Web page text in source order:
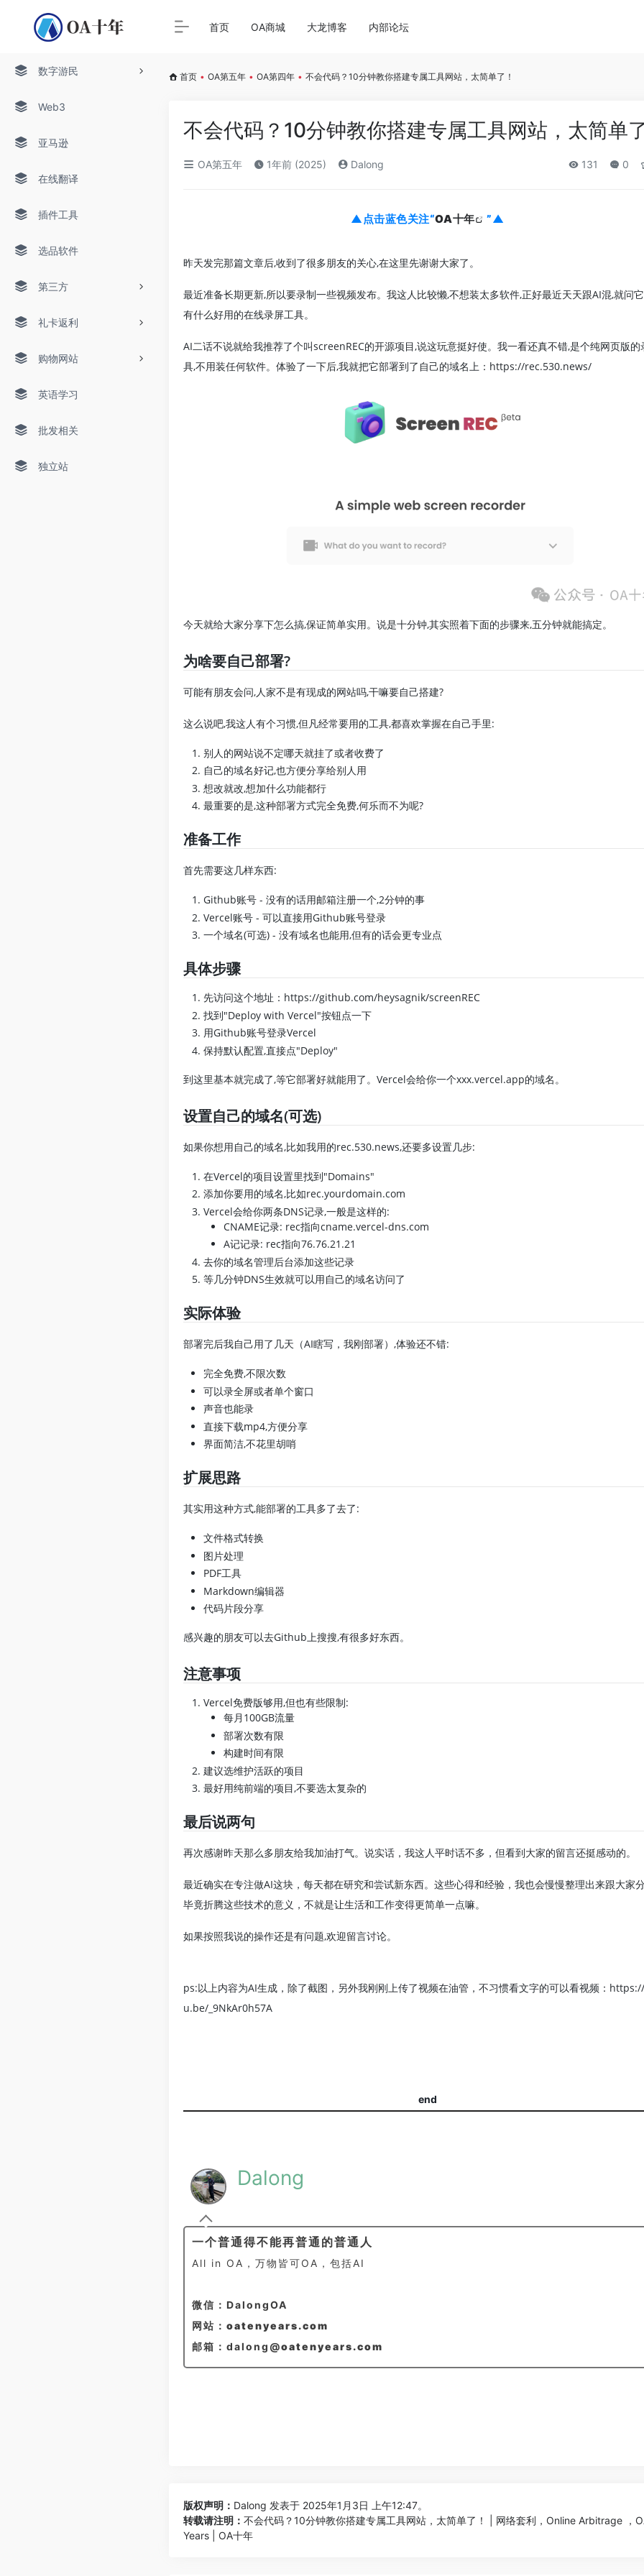
数字游民
Web3
亚马逊
在线翻译
插件工具
选品软件
第三方
礼卡返利
购物网站
英语学习
批发相关
独立站
首页 OA商城 大龙博客 内部论坛
首页 • OA第五年 • OA第四年 • 不会代码？10分钟教你搭建专属工具网站，太简单了！
不会代码？10分钟教你搭建专属工具网站，太简单
OA第五年 1年前 (2025) Dalong 131 0
▲点击蓝色关注“OA十年 ”▲
昨天发完那篇文章后,收到了很多朋友的关心,在这里先谢谢大家了。
最近准备长期更新,所以要录制一些视频发布。我这人比较懒,不想装太多软件,正好最近天天跟AI混,就问
有什么好用的在线录屏工具。
AI二话不说就给我推荐了个叫screenREC的开源项目,说这玩意挺好使。我一看还真不错,是个纯网页版的
具,不用装任何软件。体验了一下后,我就把它部署到了自己的域名上：https://rec.530.news/
今天就给大家分享下怎么搞,保证简单实用。说是十分钟,其实照着下面的步骤来,五分钟就能搞定。
为啥要自己部署?
可能有朋友会问,人家不是有现成的网站吗,干嘛要自己搭建?
这么说吧,我这人有个习惯,但凡经常要用的工具,都喜欢掌握在自己手里:
别人的网站说不定哪天就挂了或者收费了
自己的域名好记,也方便分享给别人用
想改就改,想加什么功能都行
最重要的是,这种部署方式完全免费,何乐而不为呢?
准备工作
首先需要这几样东西:
Github账号 - 没有的话用邮箱注册一个,2分钟的事
Vercel账号 - 可以直接用Github账号登录
一个域名(可选) - 没有域名也能用,但有的话会更专业点
具体步骤
先访问这个地址：https://github.com/heysagnik/screenREC
找到"Deploy with Vercel"按钮点一下
用Github账号登录Vercel
保持默认配置,直接点"Deploy"
到这里基本就完成了,等它部署好就能用了。Vercel会给你一个xxx.vercel.app的域名。
设置自己的域名(可选)
如果你想用自己的域名,比如我用的rec.530.news,还要多设置几步:
在Vercel的项目设置里找到"Domains"
添加你要用的域名,比如rec.yourdomain.com
Vercel会给你两条DNS记录,一般是这样的:
CNAME记录: rec指向cname.vercel-dns.com
A记记录: rec指向76.76.21.21
去你的域名管理后台添加这些记录
等几分钟DNS生效就可以用自己的域名访问了
实际体验
部署完后我自己用了几天（AI瞎写，我刚部署）,体验还不错:
完全免费,不限次数
可以录全屏或者单个窗口
声音也能录
直接下载mp4,方便分享
界面简洁,不花里胡哨
扩展思路
其实用这种方式,能部署的工具多了去了:
文件格式转换
图片处理
PDF工具
Markdown编辑器
代码片段分享
感兴趣的朋友可以去Github上搜搜,有很多好东西。
注意事项
Vercel免费版够用,但也有些限制:
每月100GB流量
部署次数有限
构建时间有限
建议选维护活跃的项目
最好用纯前端的项目,不要选太复杂的
最后说两句
再次感谢昨天那么多朋友给我加油打气。说实话，我这人平时话不多，但看到大家的留言还挺感动的。
最近确实在专注做AI这块，每天都在研究和尝试新东西。这些心得和经验，我也会慢慢整理出来跟大家
毕竟折腾这些技术的意义，不就是让生活和工作变得更简单一点嘛。
如果按照我说的操作还是有问题,欢迎留言讨论。
ps:以上内容为AI生成，除了截图，另外我刚刚上传了视频在油管，不习惯看文字的可以看视频：
u.be/_9NkAr0h57A
end
Dalong
一个普通得不能再普通的普通人
All in OA，万物皆可OA，包括AI
微信：DalongOA
网站：oatenyears.com
邮箱：dalong@oatenyears.com
版权声明： Dalong 发表于 2025年1月3日 上午12:47。
转载请注明： 不会代码？10分钟教你搭建专属工具网站，太简单了！ | 网络套利，Online Arbitrage ，
Years | OA十年